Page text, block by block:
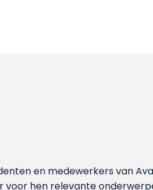
en medewerkers van
voor hen relevante